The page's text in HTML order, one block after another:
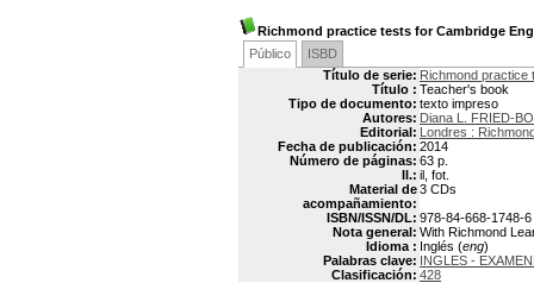
Richmond practice tests for Cambridge
Público
ISBD
Título de serie: Richmond practice
Título : Teacher's book
Tipo de documento: texto impreso
Autores: Diana L. FRIED-
Editorial: Londres :
Fecha de publicación: 2014
Número de páginas: 63 p.
Il.: il, fot.
Material de
acompañamiento:
3 CDs
ISBN/ISSN/DL: 978-84-668-1748-6
Nota general: With Richmond
Idioma : Inglés (eng)
Palabras clave: INGLES -
Clasificación: 428